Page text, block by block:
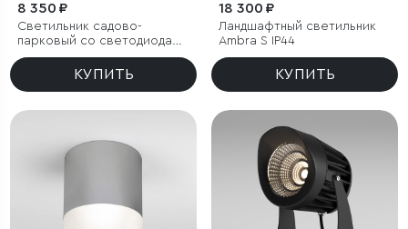
8 350 ₽
Светильник садово-
парковый со светодиодами
Bevel
КУПИТЬ
18 300 ₽
Ландшафтный светильник
Ambra S IP44
КУПИТЬ